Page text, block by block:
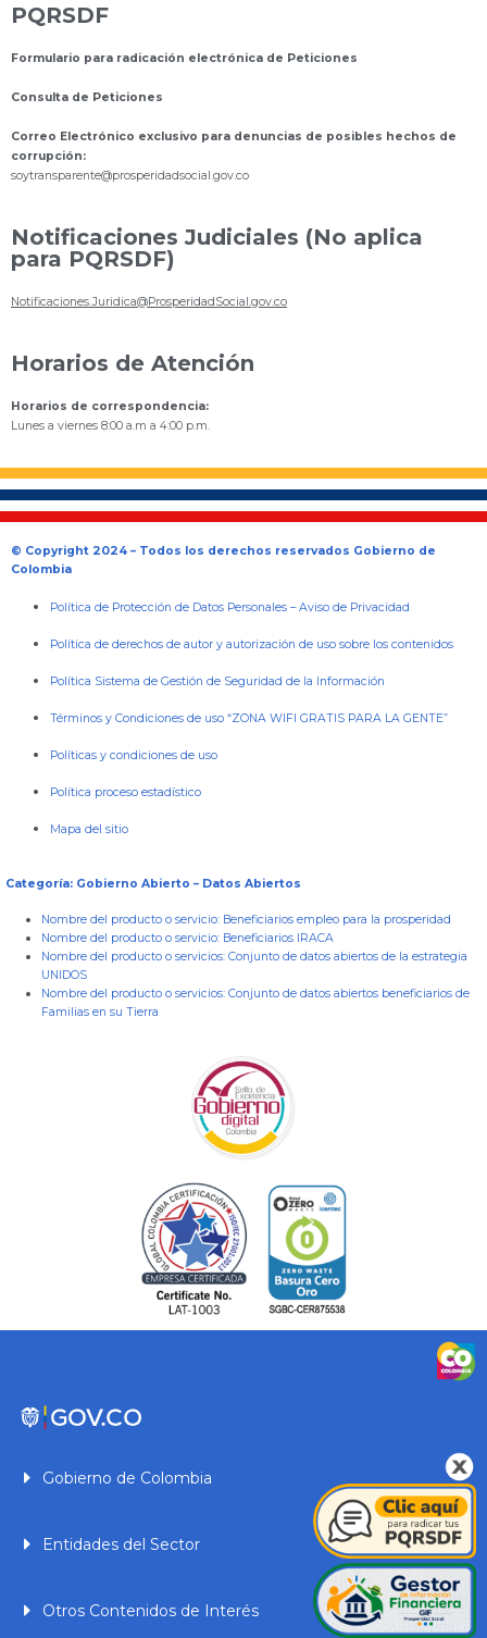
PQRSDF
Formulario para radicación electrónica de Peticiones
Consulta de Peticiones
Correo Electrónico exclusivo para denuncias de posibles hechos de
corrupción:
soytransparente@prosperidadsocial.gov.co
Notificaciones Judiciales (No aplica
para PQRSDF)
Notificaciones.Juridica@ProsperidadSocial.gov.co
Horarios de Atención
Horarios de correspondencia:
Lunes a viernes 8:00 a.m a 4:00 p.m.
© Copyright 2024 – Todos los derechos reservados Gobierno de
Colombia
Política de Protección de Datos Personales –Aviso de Privacidad
Política de derechos de autor y autorización de uso sobre los contenidos
Política Sistema de Gestión de Seguridad de la Información
Términos y Condiciones de uso “ZONA WIFI GRATIS PARA LA GENTE”
Políticas y condiciones de uso
Política proceso estadístico
Mapa del sitio
Categoría: Gobierno Abierto – Datos Abiertos
Nombre del producto o servicio: Beneficiarios empleo para la prosperidad
Nombre del producto o servicio: Beneficiarios IRACA
Nombre del producto o servicios: Conjunto de datos abiertos de la estrategia
UNIDOS
Nombre del producto o servicios: Conjunto de datos abiertos beneficiarios de
Familias en su Tierra
Gobierno de Colombia
Entidades del Sector
Otros Contenidos de Interés